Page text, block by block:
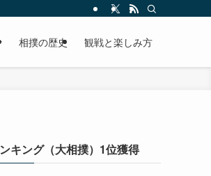
相撲の歴史 観戦と楽しみ方
キング（大相撲）1位獲得